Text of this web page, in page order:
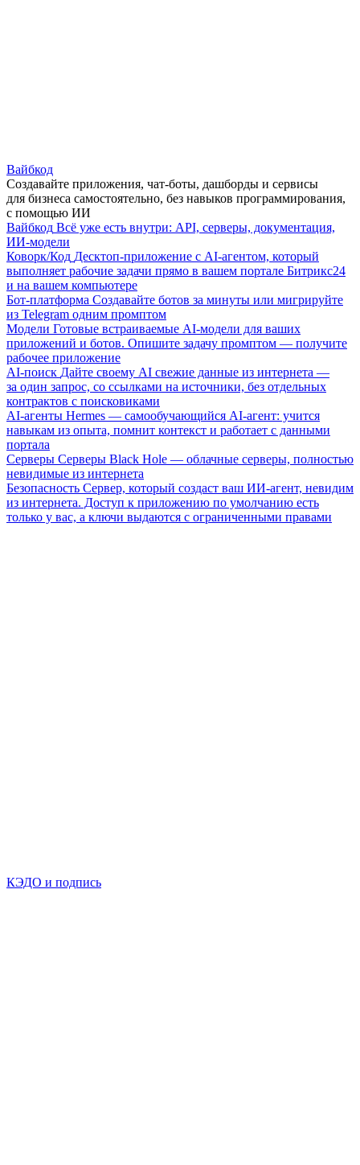
Вайбкод
Создавайте приложения, чат-боты, дашборды и сервисы
для бизнеса самостоятельно, без навыков программирования,
с помощью ИИ
Вайбкод Всё уже есть внутри: API, серверы, документация,
ИИ-модели
Коворк/Код Десктоп-приложение с AI-агентом, который
выполняет рабочие задачи прямо в вашем портале Битрикс24
и на вашем компьютере
Бот-платформа Создавайте ботов за минуты или мигрируйте
из Telegram одним промптом
Модели Готовые встраиваемые AI-модели для ваших
приложений и ботов. Опишите задачу промптом — получите
рабочее приложение
AI-поиск Дайте своему AI свежие данные из интернета —
за один запрос, со ссылками на источники, без отдельных
контрактов с поисковиками
AI-агенты Hermes — самообучающийся AI-агент: учится
навыкам из опыта, помнит контекст и работает с данными
портала
Серверы Серверы Black Hole — облачные серверы, полностью
невидимые из интернета
Безопасность Сервер, который создаст ваш ИИ-агент, невидим
из интернета. Доступ к приложению по умолчанию есть
только у вас, а ключи выдаются с ограниченными правами
КЭДО и подпись